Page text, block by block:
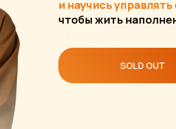
SOLD OUT
и научись
чтобы жить